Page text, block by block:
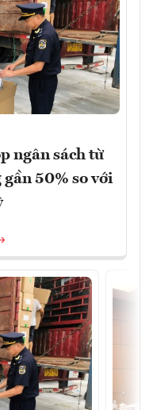
ngân sách từ
50% so với